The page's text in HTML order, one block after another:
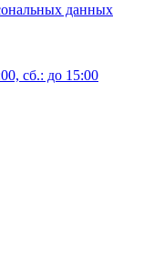
данных
сб.: до 15:00